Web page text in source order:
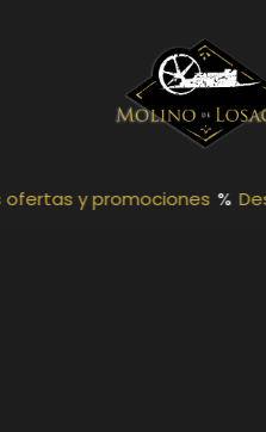
y promociones %